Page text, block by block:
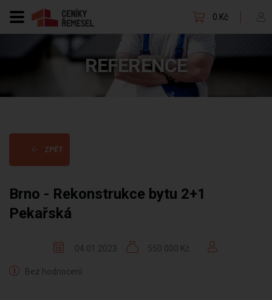
0 Kč
REFERENCE
ZPĚT
Brno - Rekonstrukce bytu 2+1
Pekařská
04.01.2023 550 000 Kč
Bez hodnocení